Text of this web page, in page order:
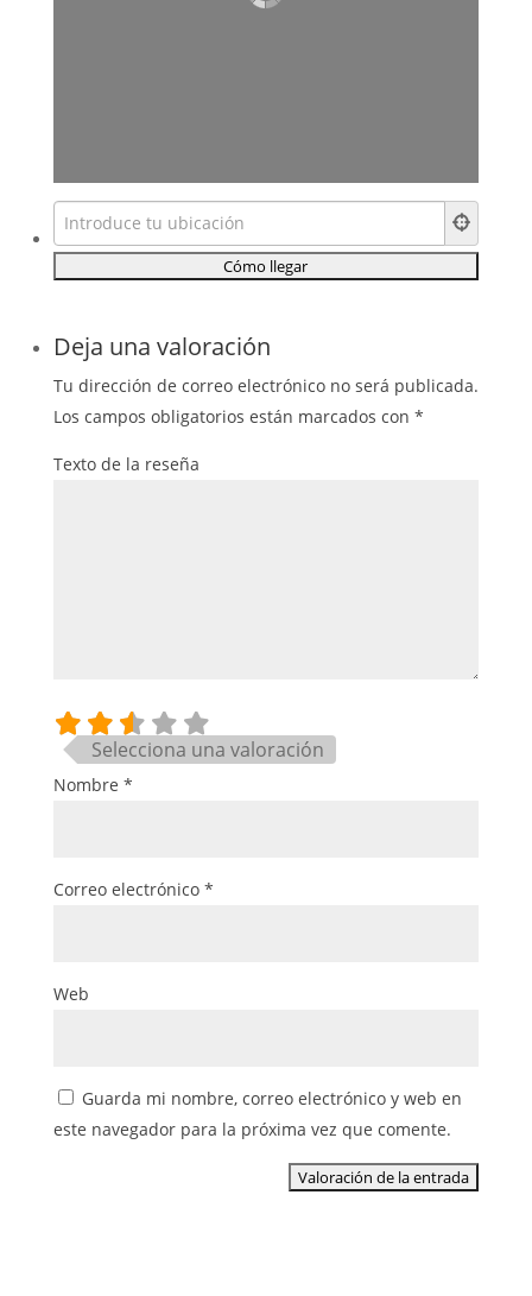
Deja una valoración
Tu dirección de correo electrónico no será publicada.
Los campos obligatorios están marcados con *
Texto de la reseña
Selecciona una valoración
Nombre *
Correo electrónico *
Web
Guarda mi nombre, correo electrónico y web en
este navegador para la próxima vez que comente.